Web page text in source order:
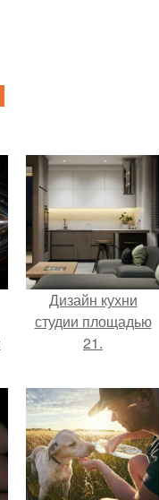
Дизайн кухни
студии площадью
21.